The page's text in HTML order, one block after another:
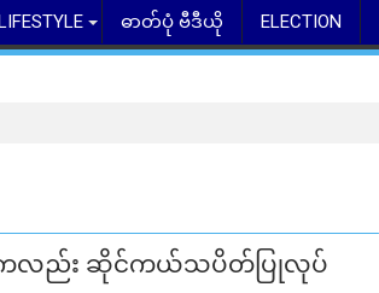
ဓာတ်ပုံ ဗီဒီယို ELECTION
လည်း ဆိုင်ကယ်သပိတ်ပြုလုပ်